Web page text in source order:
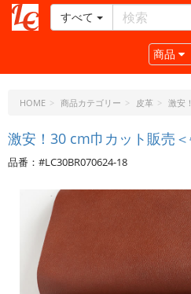
ー
ラ
ト・
ド
ッ
すべて
商品
HOME 商品カテゴリー 皮革 激安
激安！30 cm巾カット販売
品番：#LC30BR070624-18